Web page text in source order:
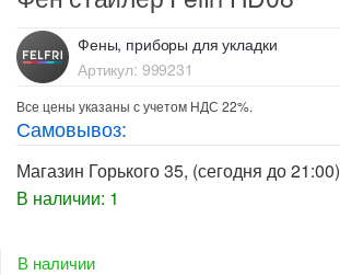
Фены, приборы для укладки
Артикул: 999231
Все цены указаны с учетом НДС 22%.
Самовывоз:
Магазин Горького 35, (сегодня до 21:00)
В наличии: 1
В наличии